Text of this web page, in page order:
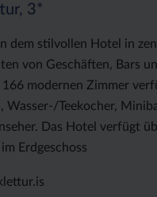
3*
dem stilvollen Hotel in
von Geschäften, Bars
modernen Zimmer
Wasser-/Teekocher,
Das Hotel verfügt
Erdgeschoss